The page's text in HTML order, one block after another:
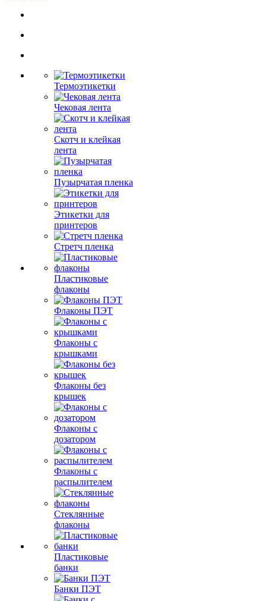
Термоэтикетки
Чековая лента
Скотч и клейкая
лента
Пузырчатая пленка
Этикетки для
принтеров
Стретч пленка
Пластиковые
флаконы
Флаконы ПЭТ
Флаконы с
крышками
Флаконы без
крышек
Флаконы с
дозатором
Флаконы с
распылителем
Стеклянные
флаконы
Пластиковые
банки
Банки ПЭТ